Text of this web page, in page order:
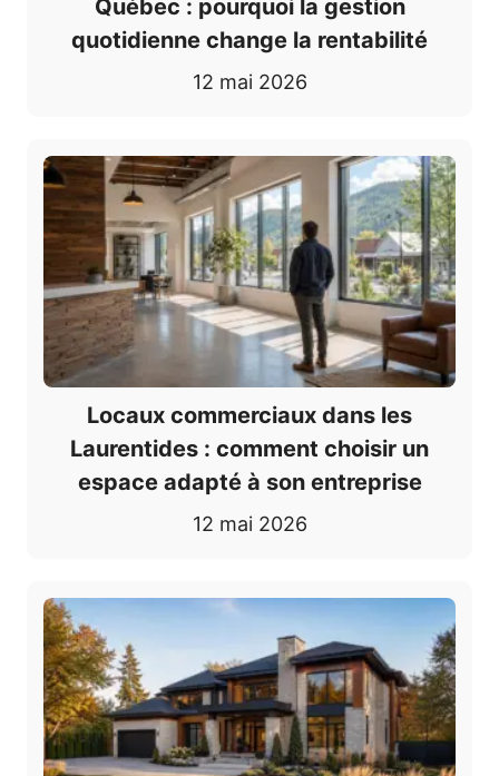
Québec : pourquoi la gestion
quotidienne change la rentabilité
12 mai 2026
Locaux commerciaux dans les
Laurentides : comment choisir un
espace adapté à son entreprise
12 mai 2026